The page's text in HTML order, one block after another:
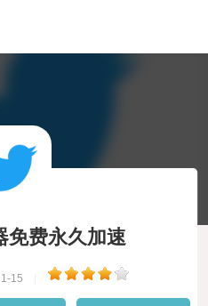
免费永久加速
15